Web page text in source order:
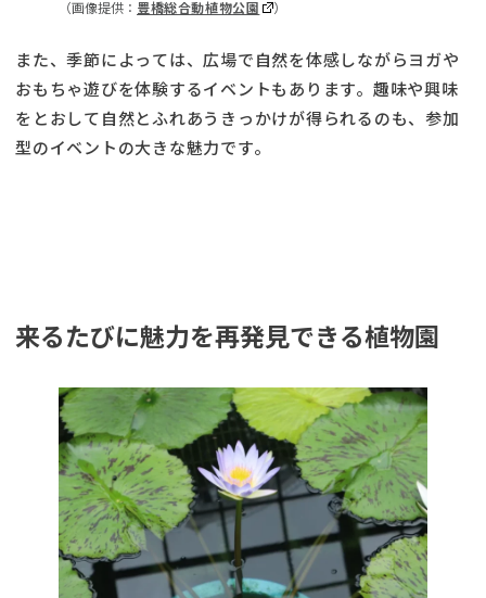
（画像提供： 豊橋総合動植物公園 ）
また、季節によっては、広場で自然を体感しながらヨガや
おもちゃ遊びを体験するイベントもあります。趣味や興味
をとおして自然とふれあうきっかけが得られるのも、参加
型のイベントの大きな魅力です。
来るたびに魅力を再発見できる植物園